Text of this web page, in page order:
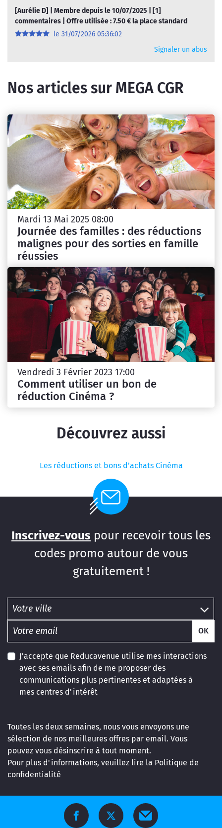
[Aurélie D] | Membre depuis le 10/07/2025 | [1]
commentaires | Offre utilisée : 7.50 € la place standard
le 31/07/2026 05:36:02
Signaler un abus
Nos articles sur MEGA CGR
Mardi 13 Mai 2025 08:00
Journée des familles : des réductions
malignes pour des sorties en famille
réussies
Vendredi 3 Février 2023 17:00
Comment utiliser un bon de
réduction Cinéma ?
Découvrez aussi
Les réductions et bons d’achats Cinéma
Inscrivez-vous pour recevoir tous les
codes promo autour de vous
gratuitement !
OK
J'accepte que Reducavenue utilise mes interactions
avec ses emails afin de me proposer des
communications plus pertinentes et adaptées à
mes centres d'intérêt
Toutes les deux semaines, nous vous envoyons une
sélection de nos meilleures offres par email. Vous
pouvez vous désinscrire à tout moment.
Pour plus d'informations, veuillez lire la Politique de
confidentialité